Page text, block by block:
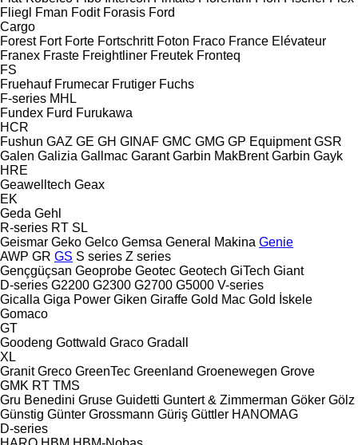
Fliegl
Fman Fodit Forasis Ford
Cargo
Forest Fort Forte Fortschritt Foton Fraco France Elévateur
Franex Fraste Freightliner Freutek Fronteq
FS
Fruehauf Frumecar Frutiger Fuchs
F-series MHL
Fundex Furd Furukawa
HCR
Fushun GAZ GE GH GINAF GMC GMG GP Equipment GSR
Galen Galizia Gallmac Garant Garbin MakBrent Garbin Gayk
HRE
Geawelltech Geax
EK
Geda Gehl
R-series RT SL
Geismar Geko Gelco Gemsa General Makina Genie
AWP GR GS S series Z series
Gençgüçsan Geoprobe Geotec Geotech GiTech Giant
D-series G2200 G2300 G2700 G5000 V-series
Gicalla Giga Power Giken Giraffe Gold Mac Gold İskele
Gomaco
GT
Goodeng Gottwald Graco Gradall
XL
Granit Greco GreenTec Greenland Groenewegen Grove
GMK RT TMS
Gru Benedini Gruse Guidetti Guntert & Zimmerman Göker Gölz
Günstig Günter Grossmann Güriş Güttler HANOMAG
D-series